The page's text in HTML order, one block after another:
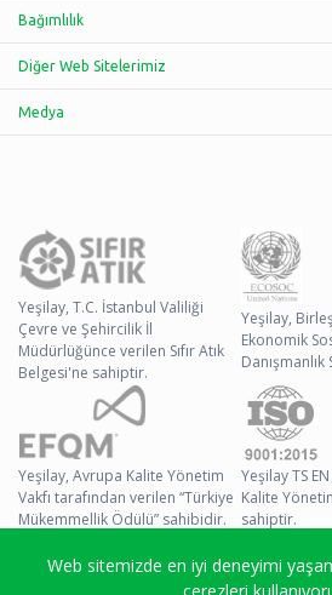
Web sitemizde en iyi deneyimi
Bağımlılık
Diğer Web Sitelerimiz
Medya
Yeşilay, T.C. İstanbul Valiliği
Çevre ve Şehircilik İl
Müdürlüğünce verilen Sıfır Atık
Belgesi'ne sahiptir.
Yeşilay,
Ekonomik
Yeşilay, Avrupa Kalite Yönetim
Vakfı tarafından verilen “Türkiye
Mükemmellik Ödülü” sahibidir.
Yeşilay TS
Kalite
sahiptir.
© 2026 Yeşilay Tüm